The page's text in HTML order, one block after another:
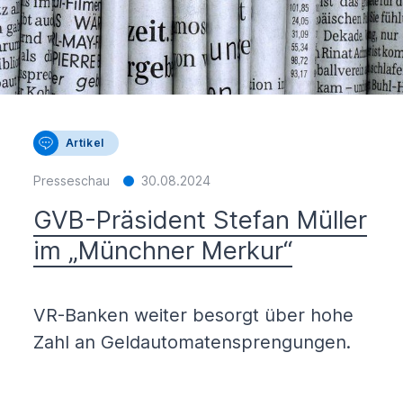
Artikel
Presseschau 30.08.2024
GVB-Präsident Stefan Müller
im „Münchner Merkur“
VR-Banken weiter besorgt über hohe
Zahl an Geldautomatensprengungen.